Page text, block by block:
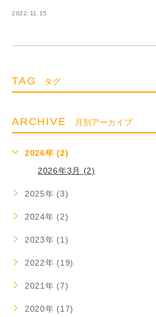
2022.11.15
TAG タグ
ARCHIVE 月別アーカイブ
2026年 (2)
2026年3月 (2)
2025年 (3)
2024年 (2)
2023年 (1)
2022年 (19)
2021年 (7)
2020年 (17)